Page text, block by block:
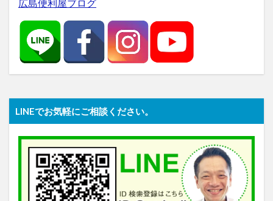
広島便利屋ブログ
LINEでお気軽にご相談ください。